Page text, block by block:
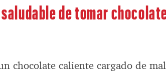
de tomar
chocolate caliente cargado de